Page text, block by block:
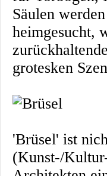
Säulen
heimgesucht,
grotesken
'Brüsel' ist
(Kunst-/